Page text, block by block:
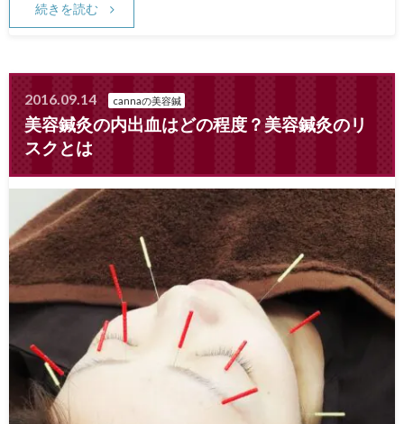
続きを読む
2016.09.14 cannaの美容鍼
美容鍼灸の内出血はどの程度？美容鍼灸のリ
スクとは